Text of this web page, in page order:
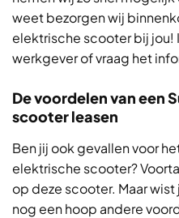
weet bezorgen wij
elektrische scooter bij
werkgever of vraag het
De voordelen van een
scooter leasen
Ben jij ook gevallen voor
elektrische scooter?
op deze scooter. Maar
nog een hoop andere